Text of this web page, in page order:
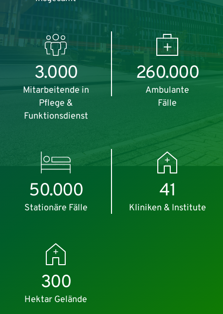
3.000
Mitarbeitende in
Pflege &
Funktionsdienst
260.000
Ambulante
Fälle
50.000
Stationäre Fälle
41
Kliniken & Institute
300
Hektar Gelände